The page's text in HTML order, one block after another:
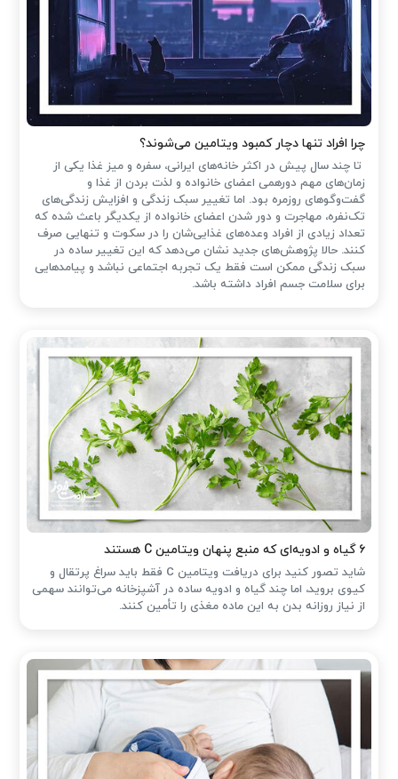
چرا افراد تنها دچار کمبود ویتامین می‌شوند؟
تا چند سال پیش در اکثر خانه‌های ایرانی، سفره و میز غذا یکی از
زمان‌های مهم دورهمی اعضای خانواده و لذت بردن از غذا و
گفت‌وگوهای روزمره بود. اما تغییر سبک زندگی و افزایش زندگی‌های
تک‌نفره، مهاجرت و دور شدن اعضای خانواده از یکدیگر باعث شده که
تعداد زیادی از افراد وعده‌های غذایی‌شان را در سکوت و تنهایی صرف
کنند. حالا پژوهش‌های جدید نشان می‌دهد که این تغییر ساده در
سبک زندگی ممکن است فقط یک تجربه اجتماعی نباشد و پیامدهایی
برای سلامت جسم افراد داشته باشد.
۶ گیاه و ادویه‌ای که منبع پنهان ویتامین C هستند
شاید تصور کنید برای دریافت ویتامین C فقط باید سراغ پرتقال و
کیوی بروید، اما چند گیاه و ادویه ساده در آشپزخانه می‌توانند سهمی
از نیاز روزانه بدن به این ماده مغذی را تأمین کنند.